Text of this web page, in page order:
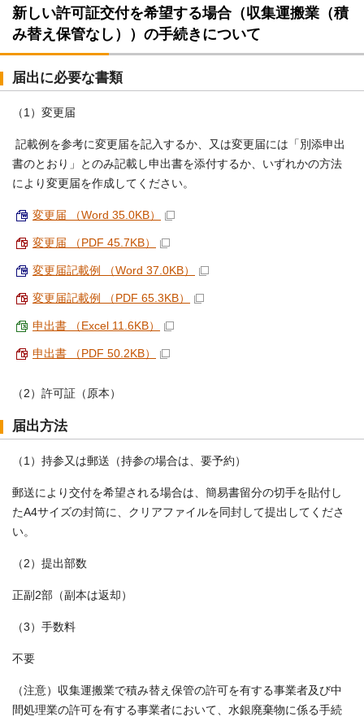
新しい許可証交付を希望する場合（収集運搬業（積
み替え保管なし））の手続きについて
届出に必要な書類
（1）変更届
記載例を参考に変更届を記入するか、又は変更届には「別添申出
書のとおり」とのみ記載し申出書を添付するか、いずれかの方法
により変更届を作成してください。
変更届 （Word 35.0KB）
変更届 （PDF 45.7KB）
変更届記載例 （Word 37.0KB）
変更届記載例 （PDF 65.3KB）
申出書 （Excel 11.6KB）
申出書 （PDF 50.2KB）
（2）許可証（原本）
届出方法
（1）持参又は郵送（持参の場合は、要予約）
郵送により交付を希望される場合は、簡易書留分の切手を貼付し
たA4サイズの封筒に、クリアファイルを同封して提出してくださ
い。
（2）提出部数
正副2部（副本は返却）
（3）手数料
不要
（注意）収集運搬業で積み替え保管の許可を有する事業者及び中
間処理業の許可を有する事業者において、水銀廃棄物に係る手続